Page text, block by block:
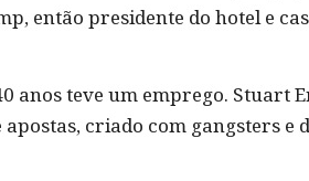
então presidente do hotel e
anos teve um emprego. Stuart
criado com gangsters e